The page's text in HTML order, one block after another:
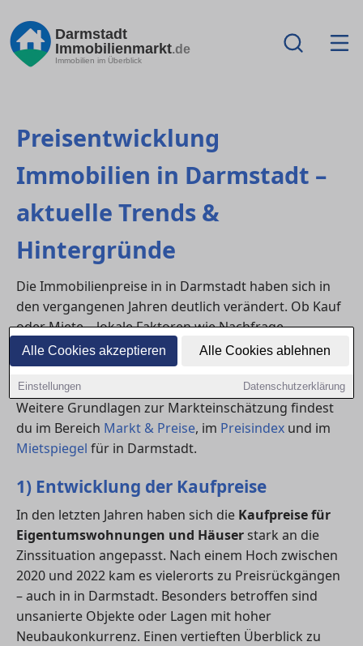
Alle Cookies akzeptieren Alle Cookies ablehnen
Einstellungen Datenschutzerklärung
Darmstadt
Immobilienmarkt.de
Immobilien im Überblick
Preisentwicklung
Immobilien in Darmstadt –
aktuelle Trends &
Hintergründe
Die Immobilienpreise in in Darmstadt haben sich in
den vergangenen Jahren deutlich verändert. Ob Kauf
oder Miete – lokale Faktoren wie Nachfrage,
Zinsentwicklung und Neubautätigkeit bestimmen den
Markt. Hier erfährst du, welche Tendenzen sich
aktuell zeigen und wie die Prognosen aussehen.
Weitere Grundlagen zur Markteinschätzung findest
du im Bereich Markt & Preise, im Preisindex und im
Mietspiegel für in Darmstadt.
1) Entwicklung der Kaufpreise
In den letzten Jahren haben sich die Kaufpreise für
Eigentumswohnungen und Häuser stark an die
Zinssituation angepasst. Nach einem Hoch zwischen
2020 und 2022 kam es vielerorts zu Preisrückgängen
– auch in in Darmstadt. Besonders betroffen sind
unsanierte Objekte oder Lagen mit hoher
Neubaukonkurrenz. Einen vertieften Überblick zu